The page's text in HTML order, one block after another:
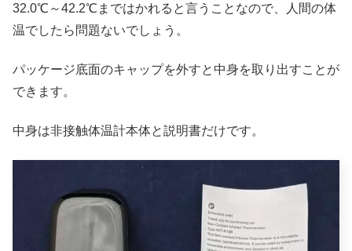
32.0℃～42.2℃まではかれると言うことなので、人間の体
温でしたら問題ないでしょう。
パッケージ底面のキャップを外すと中身を取り出すことが
できます。
中身は非接触体温計本体と説明書だけです。